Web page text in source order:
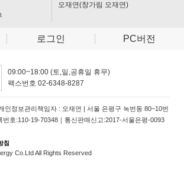
오재연(창가림 오재연)
로그인 PC버전
09:00~18:00 (토,일,공휴일 휴무)
팩스번호 02-6348-8287
인정보관리책임자 : 오재연 | 서울 은평구 녹번동 80~10번
번호:110-19-70348｜통신판매신고:2017-서울은평-0093
침
Co.Ltd All Rights Reserved